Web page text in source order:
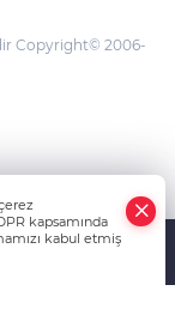
Copyright© 2006-
kapsamında
kabul etmiş